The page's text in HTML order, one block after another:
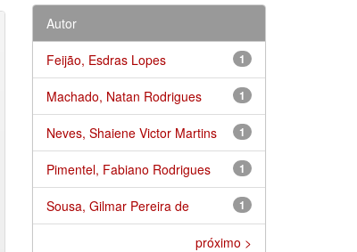
Autor
1
Feijão, Esdras Lopes
1
Machado, Natan Rodrigues
1
Neves, Shaiene Victor Martins
1
Pimentel, Fabiano Rodrigues
1
Sousa, Gilmar Pereira de
próximo >